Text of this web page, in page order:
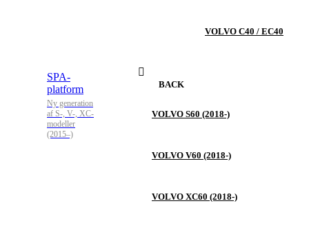
VOLVO C40 / EC40
SPA-
platform
Ny generation
af S-, V-, XC-
modeller
(2015–)
BACK
VOLVO S60 (2018-)
VOLVO V60 (2018-)
VOLVO XC60 (2018-)